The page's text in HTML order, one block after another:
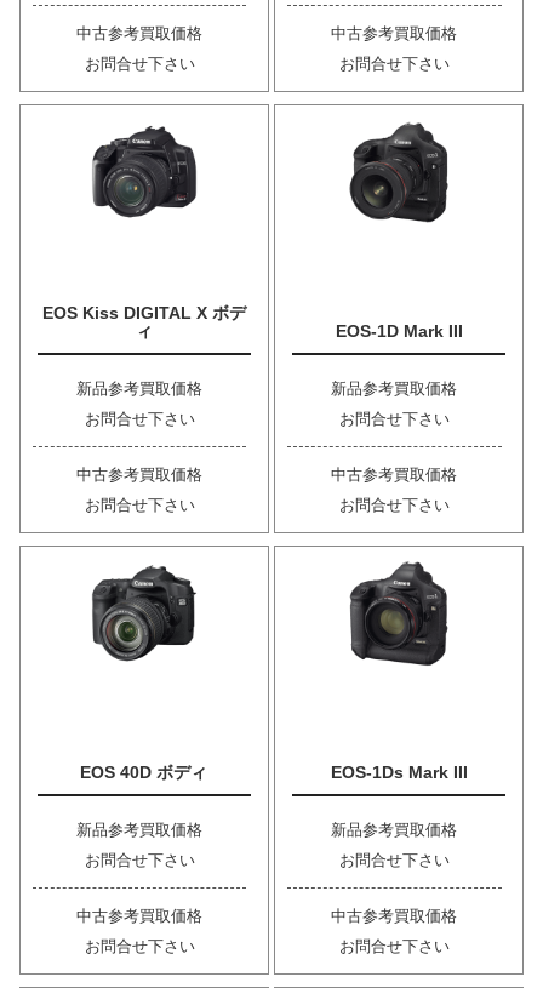
中古参考買取価格
お問合せ下さい
中古参考買取価格
お問合せ下さい
EOS Kiss DIGITAL X ボデ
ィ
新品参考買取価格
お問合せ下さい
中古参考買取価格
お問合せ下さい
EOS-1D Mark III
新品参考買取価格
お問合せ下さい
中古参考買取価格
お問合せ下さい
EOS 40D ボディ
新品参考買取価格
お問合せ下さい
中古参考買取価格
お問合せ下さい
EOS-1Ds Mark III
新品参考買取価格
お問合せ下さい
中古参考買取価格
お問合せ下さい